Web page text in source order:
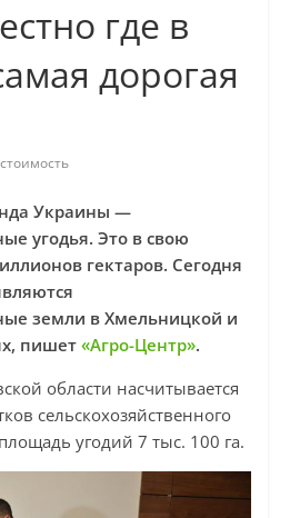
где в
дорогая
стоимость
Украины —
угодья. Это в свою
гектаров. Сегодня
земли в Хмельницкой и
пишет«Агро-Центр».
области насчитывается
сельскохозяйственного
угодий 7 тыс. 100 га.